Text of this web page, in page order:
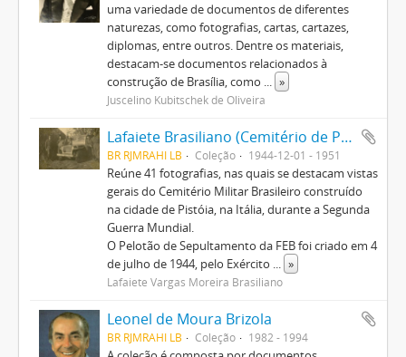
uma variedade de documentos de diferentes
naturezas, como fotografias, cartas, cartazes,
diplomas, entre outros. Dentre os materiais,
destacam-se documentos relacionados à
construção de Brasília, como ... »
Juscelino Kubitschek de Oliveira
Lafaiete Brasiliano (Cemitério de Pistoia)
BR RJMRAHI LB Coleção 1944-12-01 - 1951
Reúne 41 fotografias, nas quais se destacam vistas
gerais do Cemitério Militar Brasileiro construído
na cidade de Pistóia, na Itália, durante a Segunda
Guerra Mundial.
O Pelotão de Sepultamento da FEB foi criado em 4
de julho de 1944, pelo Exército ... »
Lafaiete Vargas Moreira Brasiliano
Leonel de Moura Brizola
BR RJMRAHI LB Coleção 1982 - 1994